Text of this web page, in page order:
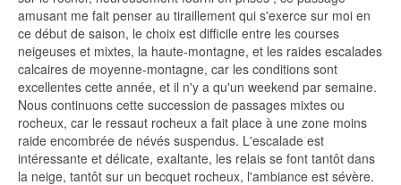
amusant me fait penser au tiraillement qui s'exerce sur moi en
ce début de saison, le choix est difficile entre les courses
neigeuses et mixtes, la haute-montagne, et les raides escalades
calcaires de moyenne-montagne, car les conditions sont
excellentes cette année, et il n'y a qu'un weekend par semaine.
Nous continuons cette succession de passages mixtes ou
rocheux, car le ressaut rocheux a fait place à une zone moins
raide encombrée de névés suspendus. L'escalade est
intéressante et délicate, exaltante, les relais se font tantôt dans
la neige, tantôt sur un becquet rocheux, l'ambiance est sévère.